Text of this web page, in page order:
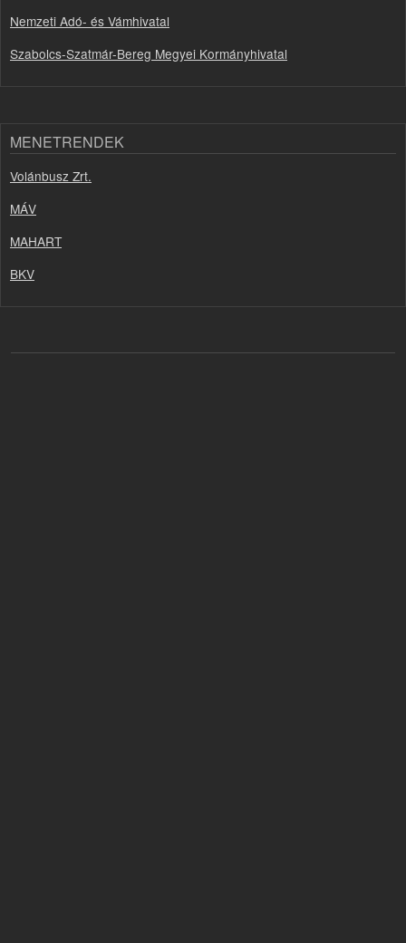
Nemzeti Adó- és Vámhivatal
Szabolcs-Szatmár-Bereg Megyei Kormányhivatal
MENETRENDEK
Volánbusz Zrt.
MÁV
MAHART
BKV